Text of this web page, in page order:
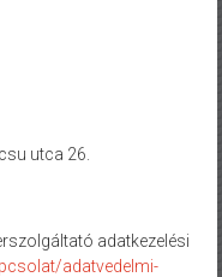
utca 26.
adatkezelési
adatvedelmi-